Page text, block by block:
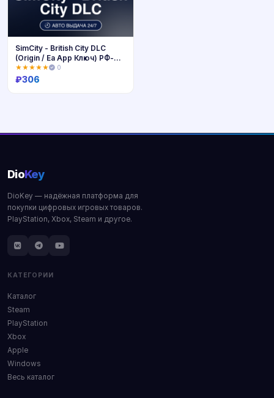
SimCity - British City DLC
(Origin / Ea App Ключ) РФ-
СНГ-МИР + ПОДАРОК
★★★★★ 0
₽306
DioKey
DioKey — надёжная платформа для
покупки цифровых игровых товаров.
PlayStation, Xbox, Steam и другое.
КАТЕГОРИИ
Каталог
Steam
PlayStation
Xbox
Apple
Windows
Весь каталог